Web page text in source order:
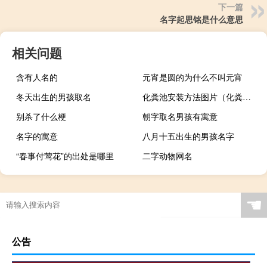
下一篇
名字起思铭是什么意思
相关问题
含有人名的
元宵是圆的为什么不叫元宵
冬天出生的男孩取名
化粪池安装方法图片（化粪池的构造图及原理）
别杀了什么梗
朝字取名男孩有寓意
名字的寓意
八月十五出生的男孩名字
“春事付莺花”的出处是哪里
二字动物网名
☚
公告